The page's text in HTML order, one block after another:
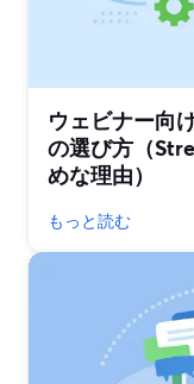
ウェビナー向
の選び方（
めな理由）
もっと読む